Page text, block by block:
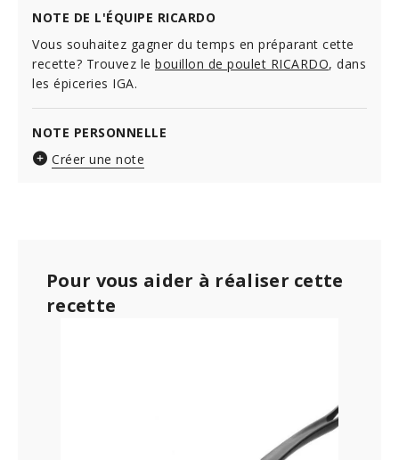
NOTE DE L'ÉQUIPE RICARDO
Vous souhaitez gagner du temps en préparant cette
recette? Trouvez le bouillon de poulet RICARDO, dans
les épiceries IGA.
NOTE PERSONNELLE
Créer une note
Pour vous aider à réaliser cette
recette